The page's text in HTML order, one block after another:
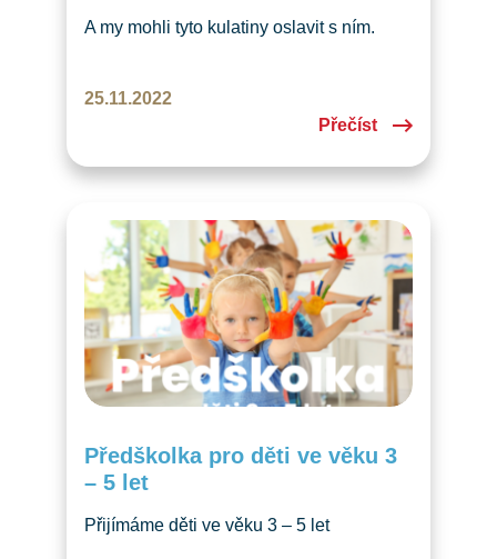
A my mohli tyto kulatiny oslavit s ním.
na oslavu 50. výročí od svého založení.
Všechny gratulanty i oslavence přivítala
za doprovodu cimbálkovky…
25.11.2022
Přečíst
Předškolka pro děti ve věku 3
– 5 let
Přijímáme děti ve věku 3 – 5 let